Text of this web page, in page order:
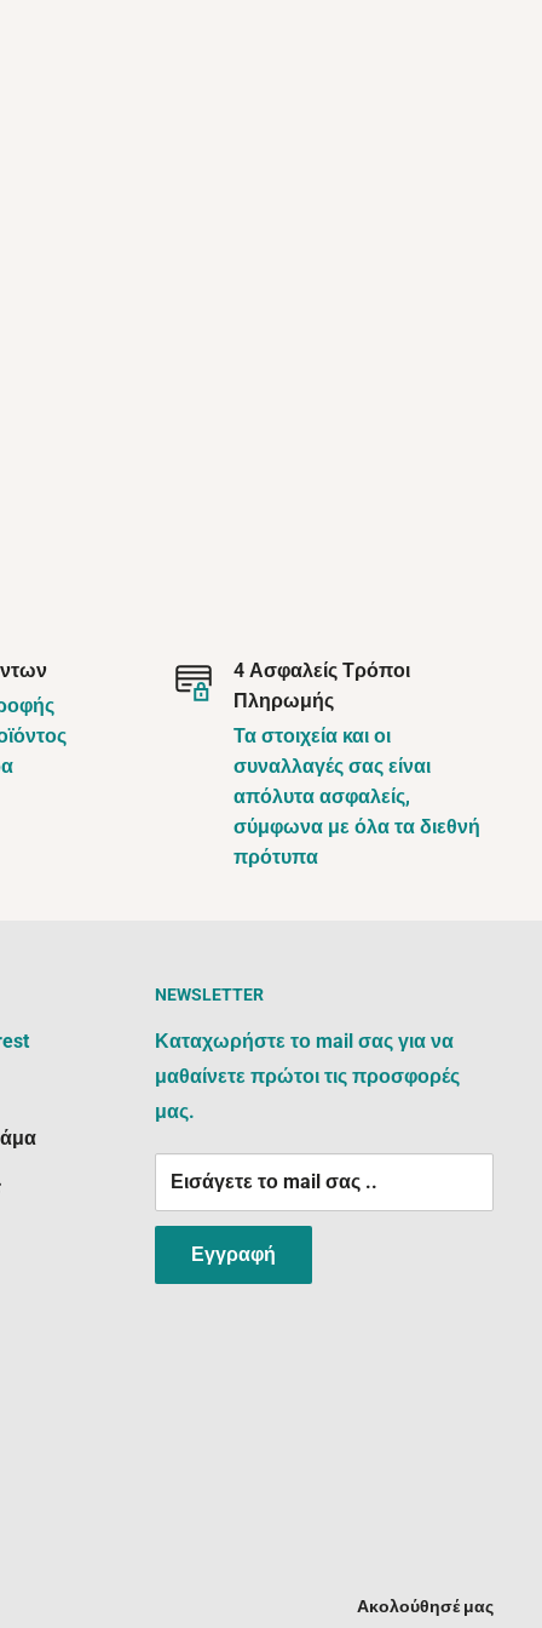
4 Ασφαλείς Τρόποι
Πληρωμής
Τα στοιχεία και οι
συναλλαγές σας είναι
απόλυτα ασφαλείς,
σύμφωνα με όλα τα διεθνή
πρότυπα
NEWSLETTER
Καταχωρήστε το mail σας για να
μαθαίνετε πρώτοι τις προσφορές
μας.
Εισάγετε το mail σας ..
Εγγραφή
Ακολούθησέ μας